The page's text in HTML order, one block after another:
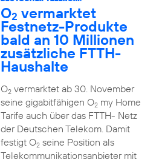
O2 vermarktet
Festnetz-Produkte
bald an 10 Millionen
zusätzliche FTTH-
Haushalte
O2vermarktet ab 30. November
seine gigabitfähigen O2my Home
Tarife auch über das FTTH- Netz
der Deutschen Telekom. Damit
festigt O2seine Position als
Telekommunikationsanbieter mit